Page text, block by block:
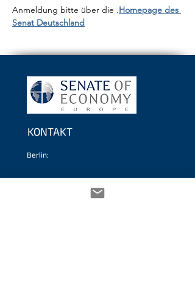
Anmeldung bitte über die .Homepage des
Senat Deutschland
KONTAKT
Berlin:
Schiffbauerdamm 40 / 2401